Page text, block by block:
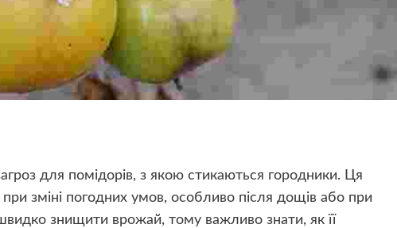
для помідорів, з якою стикаються городники. Ця
зміні погодних умов, особливо після дощів або при
знищити врожай, тому важливо знати, як її